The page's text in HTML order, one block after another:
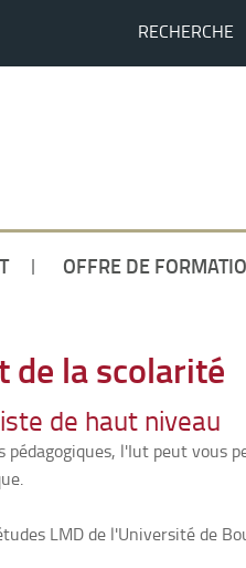
RECHERCHE
OFFRE DE
de la scolarité
de haut niveau
pédagogiques, l'Iut peut
LMD de l'Université de